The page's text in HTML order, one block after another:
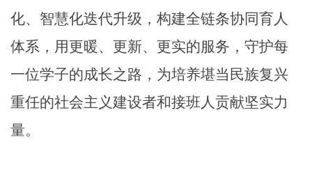
化、智慧化迭代升级，构建全链条协同育人
体系，用更暖、更新、更实的服务，守护每
一位学子的成长之路，为培养堪当民族复兴
重任的社会主义建设者和接班人贡献坚实力
量。